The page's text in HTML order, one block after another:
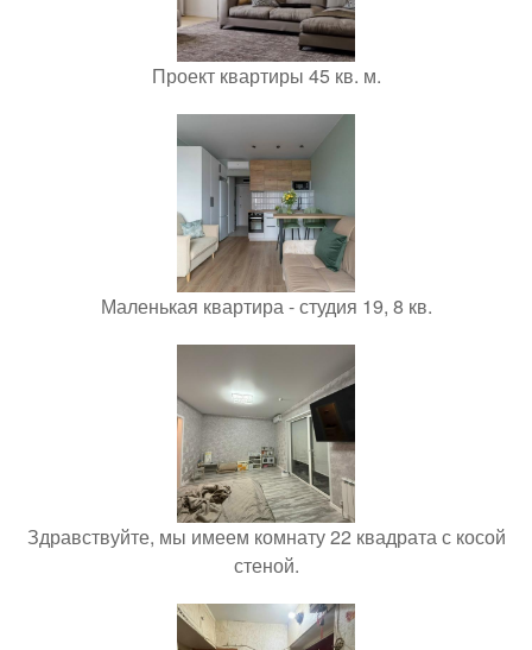
Проект квартиры 45 кв. м.
Маленькая квартира - студия 19, 8 кв.
Здравствуйте, мы имеем комнату 22 квадрата с косой
стеной.